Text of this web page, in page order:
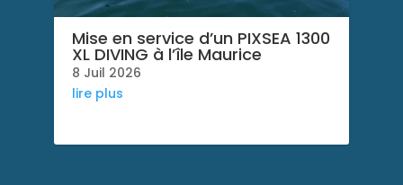
Mise en service d’un PIXSEA 1300
XL DIVING à l’île Maurice
8 Juil 2026
lire plus